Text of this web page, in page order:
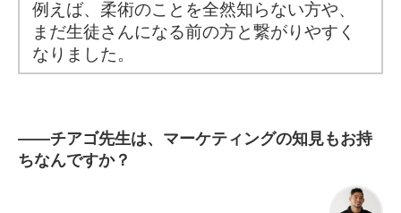
例えば、柔術のことを全然知らない方や、
まだ生徒さんになる前の方と繋がりやすく
なりました。
――チアゴ先生は、マーケティングの知見もお持
ちなんですか？